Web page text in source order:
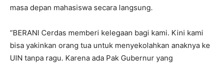
masa depan mahasiswa secara langsung.
“BERANI Cerdas memberi kelegaan bagi kami. Kini kami
bisa yakinkan orang tua untuk menyekolahkan anaknya ke
UIN tanpa ragu. Karena ada Pak Gubernur yang